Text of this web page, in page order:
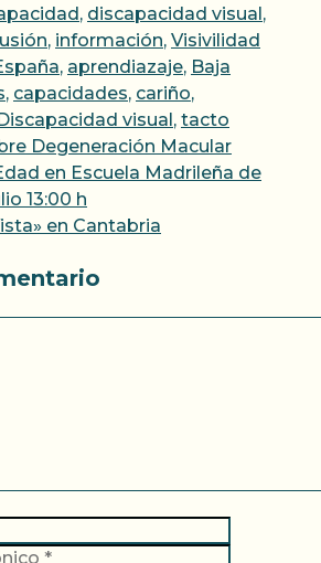
, discapacidad visual,
, información, Visivilidad
, aprendiazaje, Baja
, capacidades, cariño,
visual, tacto
Degeneración Macular
en Escuela Madrileña de
13:00 h
en Cantabria